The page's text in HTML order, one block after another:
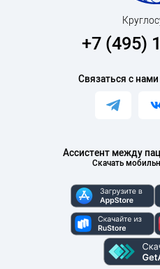
2023 г. – Specialist
2024 г. – врач-
2019, 2024 г. – врач-
(клиника академика
Специализация
Специализируется
остеоартрита,
(гипермобильный тип
несовершенный
артрита,
Ассистент между
Скачать
+7 (495)
Связаться с